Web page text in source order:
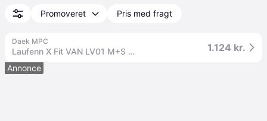
Promoveret Pris med fragt
Daek MPC
Laufenn X Fit VAN LV01 M+S 205/65R16C 107/105T 1.124 kr.
Annonce